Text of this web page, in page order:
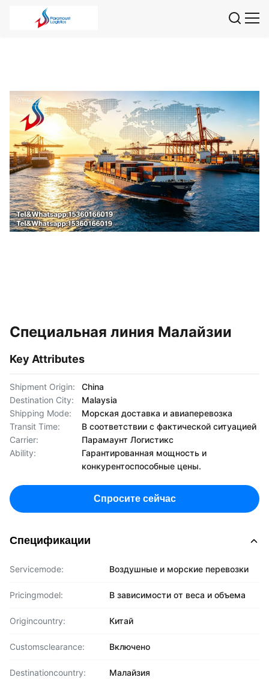
Специальная линия Малайзии
Key Attributes
Shipment Origin:
China
Destination City:
Malaysia
Shipping Mode:
Морская доставка и авиаперевозка
Transit Time:
В соответствии с фактической ситуацией
Carrier:
Парамаунт Логистикс
Ability:
Гарантированная мощность и
конкурентоспособные цены.
Спросите сейчас
Спецификации
Servicemode: Воздушные и морские перевозки
Pricingmodel: В зависимости от веса и объема
Origincountry: Китай
Customsclearance: Включено
Destinationcountry: Малайзия